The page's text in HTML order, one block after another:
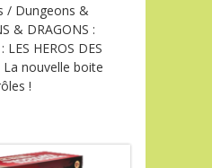
/ Dungeons &
& DRAGONS :
LES HEROS DES
La nouvelle boite
!